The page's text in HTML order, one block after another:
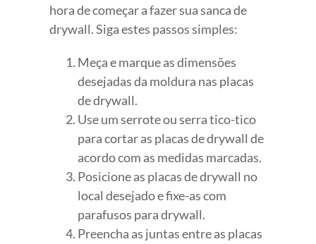
hora de começar a fazer sua sanca de
drywall. Siga estes passos simples:
Meça e marque as dimensões
desejadas da moldura nas placas
de drywall.
Use um serrote ou serra tico-tico
para cortar as placas de drywall de
acordo com as medidas marcadas.
Posicione as placas de drywall no
local desejado e fixe-as com
parafusos para drywall.
Preencha as juntas entre as placas